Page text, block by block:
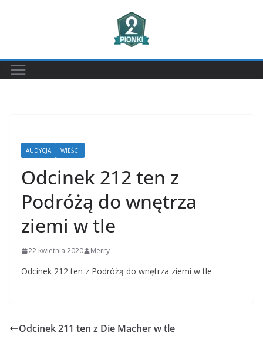
AUDYCJA WIEŚCI
Odcinek 212 ten z
Podróżą do wnętrza
ziemi w tle
22 kwietnia 2020 Merry
Odcinek 212 ten z Podróżą do wnętrza ziemi w tle
Odcinek 211 ten z Die Macher w tle